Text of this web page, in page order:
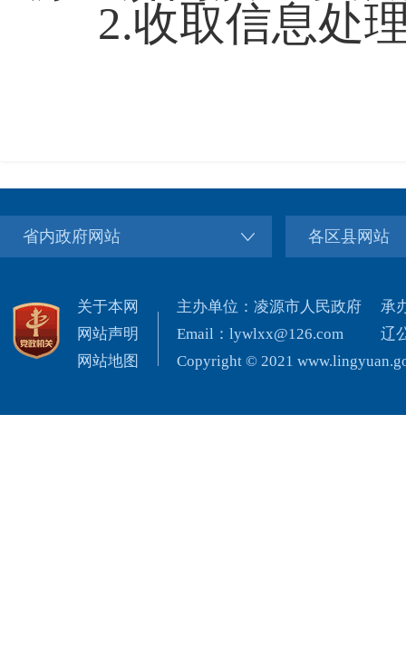
2.收取信息处
省内政府网站 各区县网站
关于本网
网站声明
网站地图
主办单位：凌源市人民政府
Email：lywlxx@126.com
Copyright © 2021
承
辽